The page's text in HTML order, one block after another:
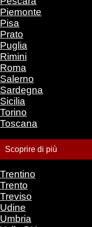
Piemonte
Pisa
Prato
Puglia
Rimini
Roma
Salerno
Sardegna
Sicilia
Torino
Toscana
Scoprire di più
Trentino
Trento
Treviso
Udine
Umbria